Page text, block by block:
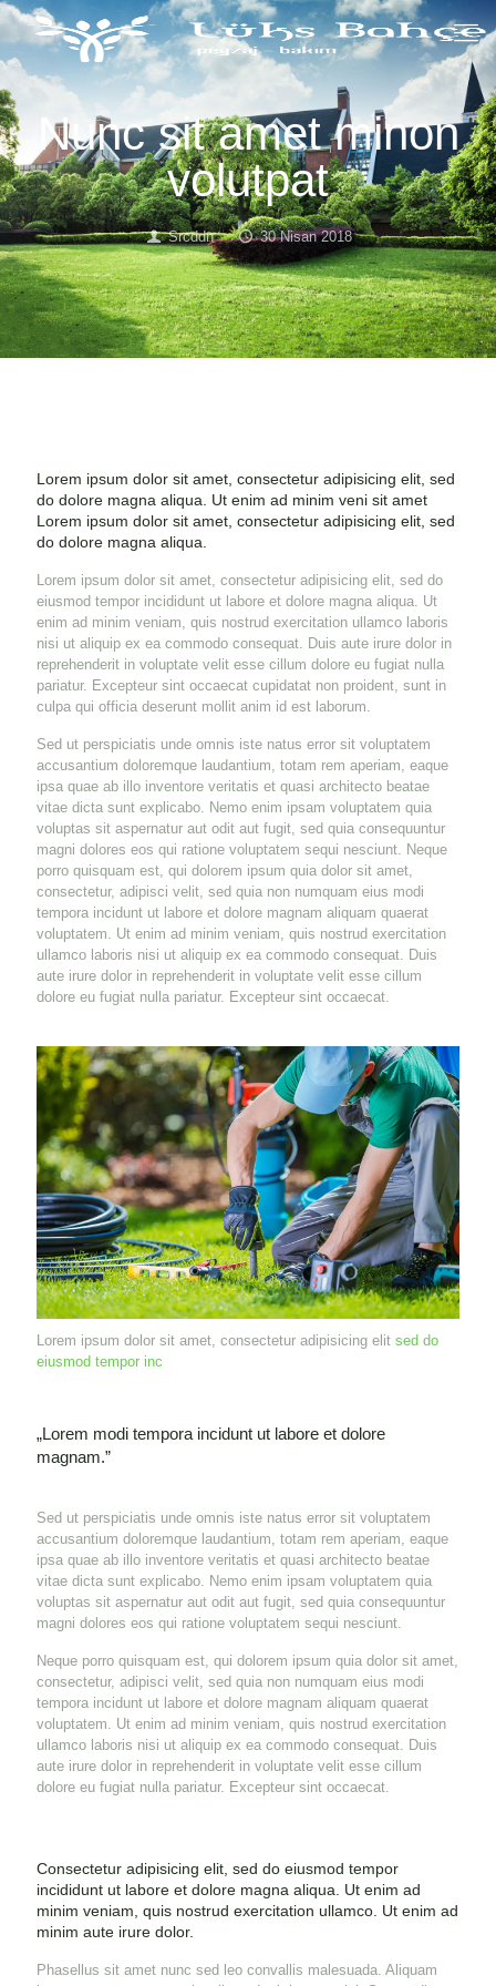
Nunc sit amet minon
volutpat
Srcddn 30 Nisan 2018
Lorem ipsum dolor sit amet, consectetur adipisicing elit, sed
do dolore magna aliqua. Ut enim ad minim veni sit amet
Lorem ipsum dolor sit amet, consectetur adipisicing elit, sed
do dolore magna aliqua.
Lorem ipsum dolor sit amet, consectetur adipisicing elit, sed do
eiusmod tempor incididunt ut labore et dolore magna aliqua. Ut
enim ad minim veniam, quis nostrud exercitation ullamco laboris
nisi ut aliquip ex ea commodo consequat. Duis aute irure dolor in
reprehenderit in voluptate velit esse cillum dolore eu fugiat nulla
pariatur. Excepteur sint occaecat cupidatat non proident, sunt in
culpa qui officia deserunt mollit anim id est laborum.
Sed ut perspiciatis unde omnis iste natus error sit voluptatem
accusantium doloremque laudantium, totam rem aperiam, eaque
ipsa quae ab illo inventore veritatis et quasi architecto beatae
vitae dicta sunt explicabo. Nemo enim ipsam voluptatem quia
voluptas sit aspernatur aut odit aut fugit, sed quia consequuntur
magni dolores eos qui ratione voluptatem sequi nesciunt. Neque
porro quisquam est, qui dolorem ipsum quia dolor sit amet,
consectetur, adipisci velit, sed quia non numquam eius modi
tempora incidunt ut labore et dolore magnam aliquam quaerat
voluptatem. Ut enim ad minim veniam, quis nostrud exercitation
ullamco laboris nisi ut aliquip ex ea commodo consequat. Duis
aute irure dolor in reprehenderit in voluptate velit esse cillum
dolore eu fugiat nulla pariatur. Excepteur sint occaecat.
Lorem ipsum dolor sit amet, consectetur adipisicing elit sed do
eiusmod tempor inc
„Lorem modi tempora incidunt ut labore et dolore
magnam.”
Sed ut perspiciatis unde omnis iste natus error sit voluptatem
accusantium doloremque laudantium, totam rem aperiam, eaque
ipsa quae ab illo inventore veritatis et quasi architecto beatae
vitae dicta sunt explicabo. Nemo enim ipsam voluptatem quia
voluptas sit aspernatur aut odit aut fugit, sed quia consequuntur
magni dolores eos qui ratione voluptatem sequi nesciunt.
Neque porro quisquam est, qui dolorem ipsum quia dolor sit amet,
consectetur, adipisci velit, sed quia non numquam eius modi
tempora incidunt ut labore et dolore magnam aliquam quaerat
voluptatem. Ut enim ad minim veniam, quis nostrud exercitation
ullamco laboris nisi ut aliquip ex ea commodo consequat. Duis
aute irure dolor in reprehenderit in voluptate velit esse cillum
dolore eu fugiat nulla pariatur. Excepteur sint occaecat.
Consectetur adipisicing elit, sed do eiusmod tempor
incididunt ut labore et dolore magna aliqua. Ut enim ad
minim veniam, quis nostrud exercitation ullamco. Ut enim ad
minim aute irure dolor.
Phasellus sit amet nunc sed leo convallis malesuada. Aliquam